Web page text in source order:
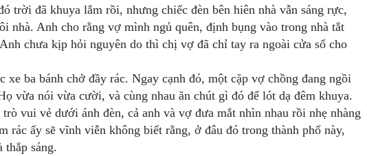
trời đã khuya lắm rồi, nhưng chiếc đèn bên hiên nhà vẫn sáng rực,
nhà. Anh cho rằng vợ mình ngủ quên, định bụng vào trong nhà tắt
chưa kịp hỏi nguyên do thì chị vợ đã chỉ tay ra ngoài cửa sổ cho
xe ba bánh chở đầy rác. Ngay cạnh đó, một cặp vợ chồng đang ngồi
vừa nói vừa cười, và cùng nhau ăn chút gì đó để lót dạ đêm khuya.
vui vẻ dưới ánh đèn, cả anh và vợ đưa mắt nhìn nhau rồi nhẹ nhàng
ấy sẽ vĩnh viễn không biết rằng, ở đâu đó trong thành phố này,
thắp sáng.